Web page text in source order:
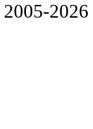
2005-2026